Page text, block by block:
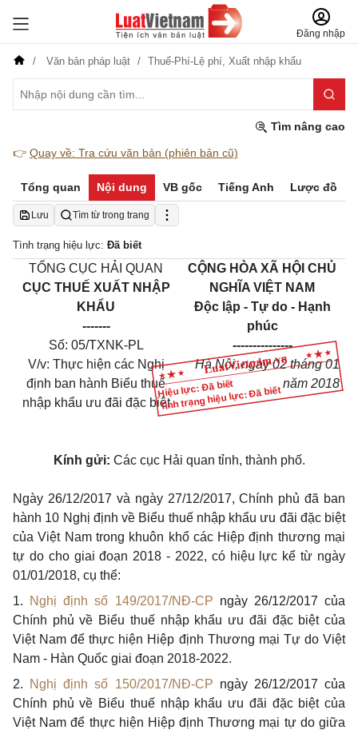
Đăng nhập
Văn bản pháp luật Thuế-Phí-Lệ phí, Xuất nhập khẩu
Tìm nâng cao
👉 Quay về: Tra cứu văn bản (phiên bản cũ)
Tổng quan Nội dung VB gốc Tiếng Anh Lược đồ
Lưu Tìm từ trong trang
Tình trạng hiệu lực: Đã biết
Hiệu lực: Đã biết
Tình trạng hiệu lực: Đã biết
TỔNG CỤC HẢI QUAN
CỤC THU Ế XUẤT NHẬP
KH ẨU
-------
Số: 05/TXNK-PL
V/v: Thực hiện các Nghị
định ban hành Biểu thuế
nhập khẩu ưu đãi đặc biệt
CỘNG HÒA XÃ HỘI CHỦ
NGHĨA VIỆT NAM
Độc lập - Tự do - Hạnh
phúc
---------------
Hà Nội, ngày02tháng01
năm 2018
Kính gửi: Các cục Hải quan tỉnh, thành phố.
Ngày 26/12/2017 và ngày 27/12/2017, Chính phủ đã ban
hành 10 Nghị định về Biểu thuế nhập khẩu ưu đãi đặc biệt
của Việt Nam trong khuôn khổ các Hiệp định thương mại
tự do cho giai đoạn 2018 - 2022, có hiệu lực kể từ ngày
01/01/2018, cụ thể:
1.
Nghị định số 149/2017/NĐ-CP ngày 26/12/2017 của
Chính phủ về Biểu thuế nhập khẩu ưu đãi đặc biệt của
Việt Nam để thực hiện Hiệp định Thương mại Tự do Việt
Nam - Hàn Quốc giai đoạn 2018-2022.
2.
Nghị định số 150/2017/NĐ-CP ngày 26/12/2017 của
Chính phủ về Biểu thuế nhập khẩu ưu đãi đặc biệt của
Việt Nam để thực hiện Hiệp định Thương mại tự do giữa